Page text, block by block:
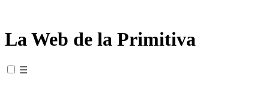
La Web de la Primitiva
☰